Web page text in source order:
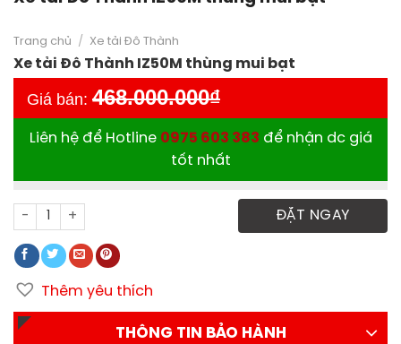
Trang chủ / Xe tải Đô Thành
Xe tải Đô Thành IZ50M thùng mui bạt
Giá bán: 468.000.000₫
Liên hệ để Hotline 0975 603 383 để nhận dc giá
tốt nhất
Xe tải Đô Thành IZ50M thùng mui bạt số lượng
ĐẶT NGAY
Thêm yêu thích
THÔNG TIN BẢO HÀNH